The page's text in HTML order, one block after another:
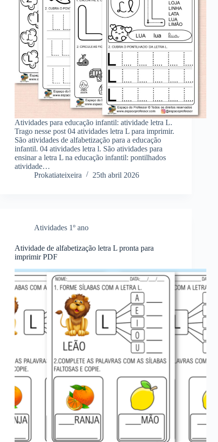
Atividades para educação infantil: atividade letra L.
Trago nesse post 04 atividades letra L para imprimir.
São atividades de alfabetização para a educação
infantil. 04 atividades letra l. São atividades para
ensinar a letra L na educação infantil: pontilhados
atividade…
Prokatiateixeira
25th abril 2026
Atividades 1º ano
Atividade de alfabetização letra L pronta para
imprimir PDF